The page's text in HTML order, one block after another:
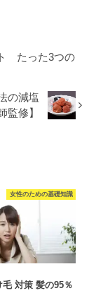
たった3つの
の減塩
監修】
女性のための基礎知識
対策 髪の95％